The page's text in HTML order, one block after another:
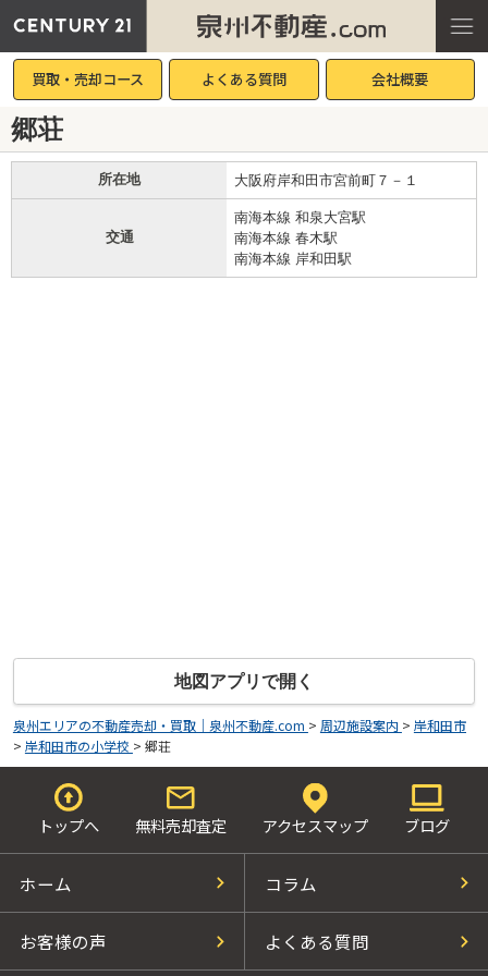
買取・売却コース よくある質問 会社概要
郷荘
所在地 大阪府岸和田市宮前町７－１
交通
南海本線 和泉大宮駅
南海本線 春木駅
南海本線 岸和田駅
地図アプリで開く
泉州エリアの不動産売却・買取｜泉州不動産.com > 周辺施設案内 > 岸和田市
> 岸和田市の小学校 > 郷荘
トップへ 無料売却査定 アクセスマップ ブログ
ホーム コラム
お客様の声 よくある質問